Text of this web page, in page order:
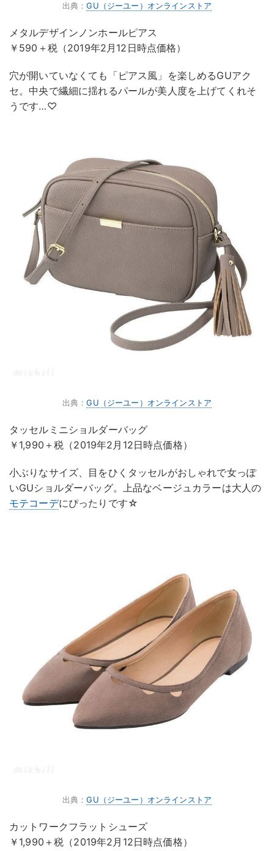
出典：GU（ジーユー）オンラインストア
メタルデザインノンホールピアス
￥590＋税（2019年2月12日時点価格）
穴が開いていなくても「ピアス風」を楽しめるGUアク
セ。中央で繊細に揺れるパールが美人度を上げてくれそ
うです…♡
出典：GU（ジーユー）オンラインストア
タッセルミニショルダーバッグ
￥1,990＋税（2019年2月12日時点価格）
小ぶりなサイズ、目をひくタッセルがおしゃれで女っぽ
いGUショルダーバッグ。上品なベージュカラーは大人の
モテコーデにぴったりです☆
出典：GU（ジーユー）オンラインストア
カットワークフラットシューズ
￥1,990＋税（2019年2月12日時点価格）